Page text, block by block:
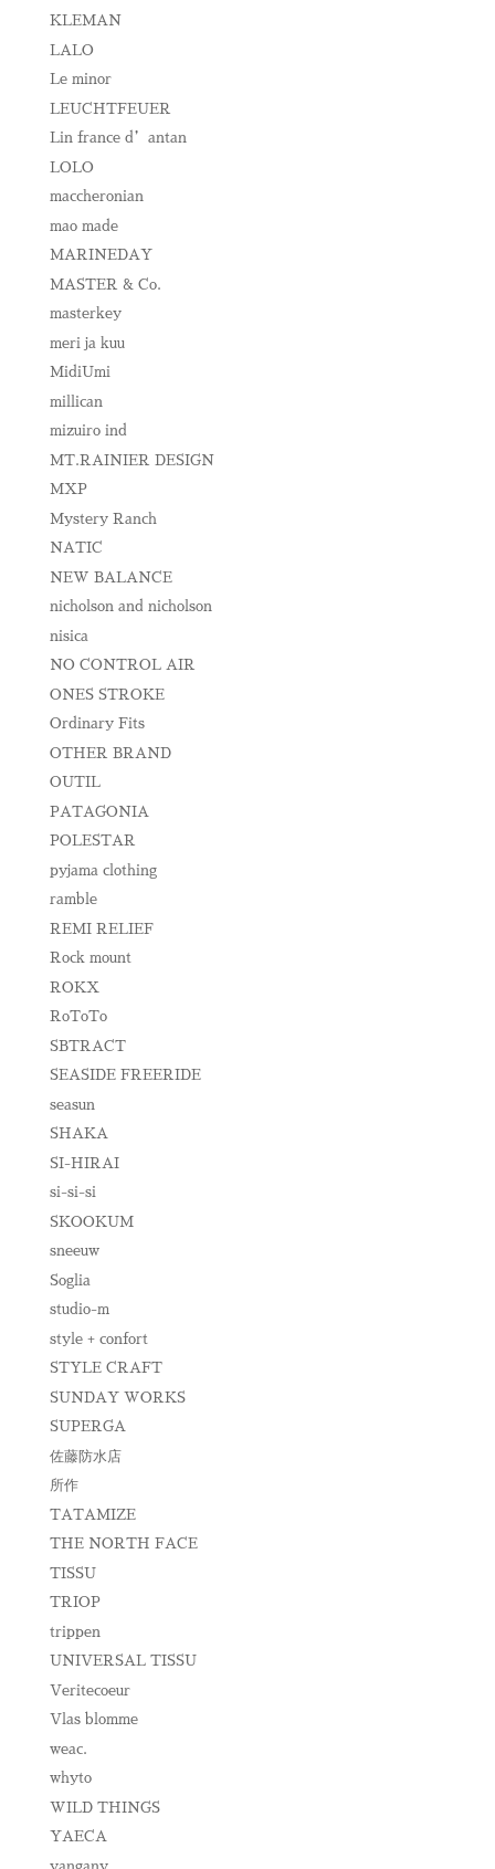
KLEMAN
LALO
Le minor
LEUCHTFEUER
Lin france d’antan
LOLO
maccheronian
mao made
MARINEDAY
MASTER & Co.
masterkey
meri ja kuu
MidiUmi
millican
mizuiro ind
MT.RAINIER DESIGN
MXP
Mystery Ranch
NATIC
NEW BALANCE
nicholson and nicholson
nisica
NO CONTROL AIR
ONES STROKE
Ordinary Fits
OTHER BRAND
OUTIL
PATAGONIA
POLESTAR
pyjama clothing
ramble
REMI RELIEF
Rock mount
ROKX
RoToTo
SBTRACT
SEASIDE FREERIDE
seasun
SHAKA
SI-HIRAI
si-si-si
SKOOKUM
sneeuw
Soglia
studio-m
style + confort
STYLE CRAFT
SUNDAY WORKS
SUPERGA
佐藤防水店
所作
TATAMIZE
THE NORTH FACE
TISSU
TRIOP
trippen
UNIVERSAL TISSU
Veritecoeur
Vlas blomme
weac.
whyto
WILD THINGS
YAECA
yangany